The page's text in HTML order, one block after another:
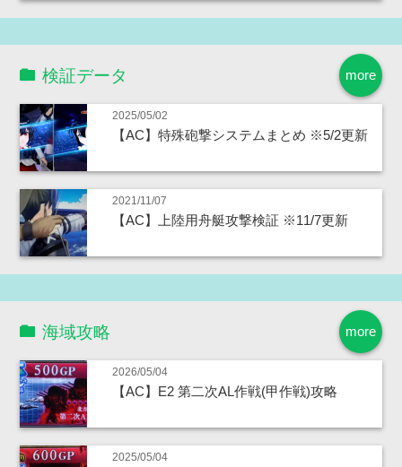
more
検証データ
2025/05/02
【AC】特殊砲撃システムまとめ ※5/2更新
2021/11/07
【AC】上陸用舟艇攻撃検証 ※11/7更新
more
海域攻略
2026/05/04
【AC】E2 第二次AL作戦(甲作戦)攻略
2025/05/04